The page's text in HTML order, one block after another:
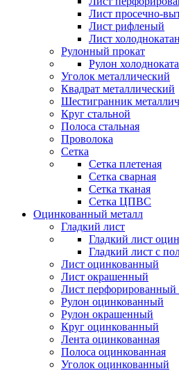
Лист просечно-
Лист рифленый
Лист
Рулонный прокат
Рулон
Уголок металлический
Квадрат металлический
Шестигранник
Круг стальной
Полоса стальная
Проволока
Сетка
Сетка плетеная
Сетка сварная
Сетка тканая
Сетка ЦПВС
Оцинкованный металл
Гладкий лист
Гладкий лист
Гладкий лист с
Лист оцинкованный
Лист окрашенный
Лист
Рулон оцинкованный
Рулон окрашенный
Круг оцинкованный
Лента оцинкованная
Полоса оцинкованная
Уголок оцинкованный